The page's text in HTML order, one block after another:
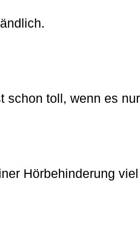
schon toll, wenn es
Hörbehinderung